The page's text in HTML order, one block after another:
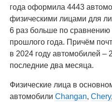
года оформила 4443
физическими лицами для
6 раз больше по
прошлого года. Причём
в 2024 году автомобилей –
последние два месяца.
Физические лица в
автомобили Changan, Chery,